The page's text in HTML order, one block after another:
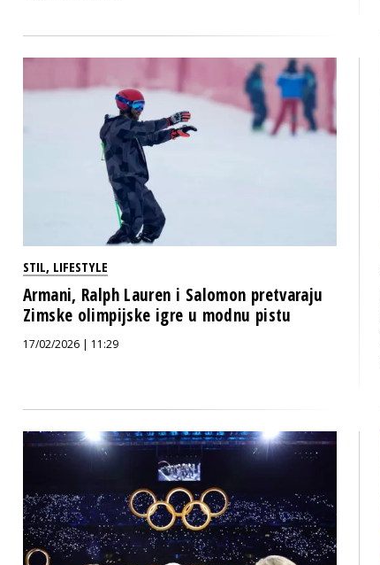
STIL, LIFESTYLE
Armani, Ralph Lauren i Salomon pretvaraju
Zimske olimpijske igre u modnu pistu
17/02/2026 | 11:29